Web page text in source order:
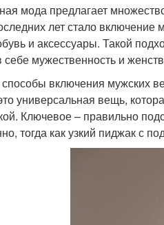
мода предлагает
лет стало
и аксессуары. Такой
себе мужественность и
включения мужских
универсальная вещь,
Ключевое – правильно
тогда как узкий пиджак с